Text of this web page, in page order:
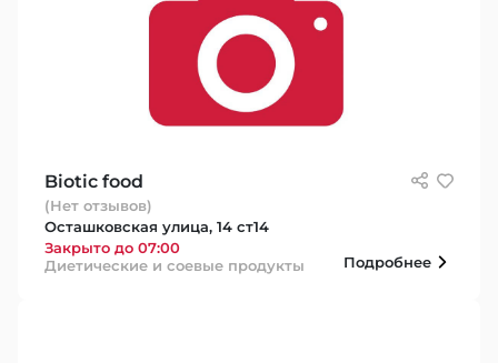
Biotic food
(Нет отзывов)
Осташковская улица, 14 ст14
Закрыто до 07:00
Диетические и соевые продукты
Подробнее